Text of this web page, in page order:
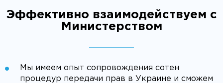
Эффективно взаимодействуем с
Министерством
Мы имеем опыт сопровождения сотен
процедур передачи прав в Украине и сможем